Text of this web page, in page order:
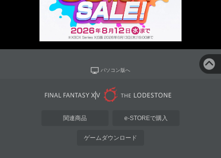
パソコン版へ
関連商品 e-STOREで購入
ゲームダウンロード